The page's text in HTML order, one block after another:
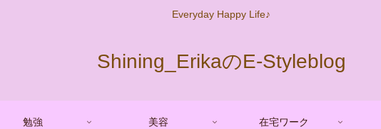
Everyday Happy Life♪
Shining_ErikaのE-Styleblog
勉強 美容 在宅ワーク